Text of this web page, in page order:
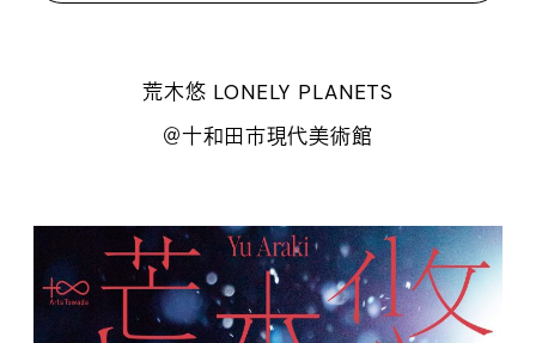
荒木悠 LONELY PLANETS
＠十和田市現代美術館